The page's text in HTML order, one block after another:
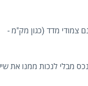
צמודי מדד (כגון מק"מ -
מבלי לנכות ממנו את